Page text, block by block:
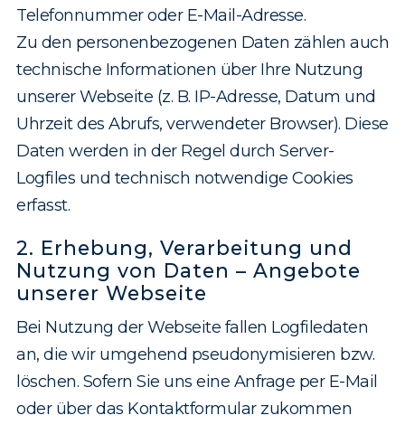
Telefonnummer oder E-Mail-Adresse.
Zu den personenbezogenen Daten zählen auch
technische Informationen über Ihre Nutzung
unserer Webseite (z. B. IP-Adresse, Datum und
Uhrzeit des Abrufs, verwendeter Browser). Diese
Daten werden in der Regel durch Server-
Logfiles und technisch notwendige Cookies
erfasst.
2. Erhebung, Verarbeitung und
Nutzung von Daten – Angebote
unserer Webseite
Bei Nutzung der Webseite fallen Logfiledaten
an, die wir umgehend pseudonymisieren bzw.
löschen. Sofern Sie uns eine Anfrage per E-Mail
oder über das Kontaktformular zukommen